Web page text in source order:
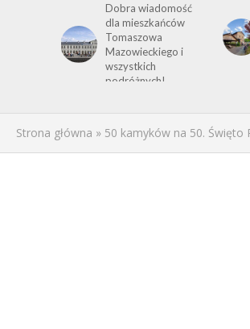
Dobra wiadomość
dla mieszkańców
Tomaszowa
Mazowieckiego i
wszystkich
podróżnych!
Strona główna » 50 kamyków na 50. Święto